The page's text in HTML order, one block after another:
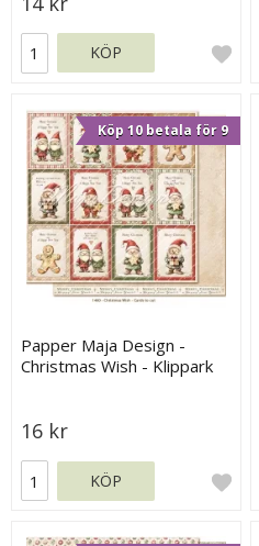
KÖP
Köp 10 betala för 9
Papper Maja Design -
Christmas Wish - Klippark
16 kr
KÖP